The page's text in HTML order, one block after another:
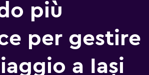
più
per gestire
a Iași